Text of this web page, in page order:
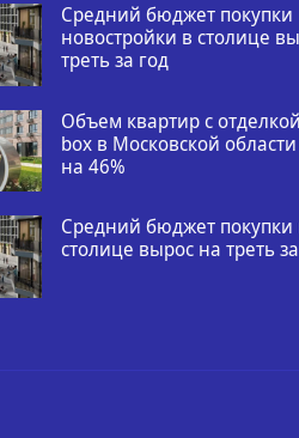
Средний бюджет покупки
новостройки в столице
треть за год
Объем квартир с
box в Московской
на 46%
Средний бюджет покупки
столице вырос на треть